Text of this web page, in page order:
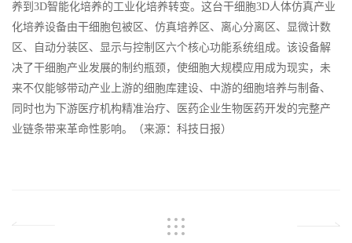
养到3D智能化培养的工业化培养转变。这台干细胞3D人体仿真产业
化培养设备由干细胞包被区、仿真培养区、离心分离区、显微计数
区、自动分装区、显示与控制区六个核心功能系统组成。该设备解
决了干细胞产业发展的制约瓶颈，使细胞大规模应用成为现实，未
来不仅能够带动产业上游的细胞库建设、中游的细胞培养与制备、
同时也为下游医疗机构精准治疗、医药企业生物医药开发的完整产
业链条带来革命性影响。（来源：科技日报）